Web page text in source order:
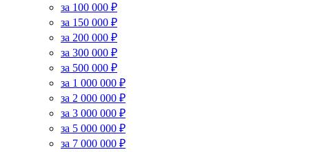
за 100 000 ₽
за 150 000 ₽
за 200 000 ₽
за 300 000 ₽
за 500 000 ₽
за 1 000 000 ₽
за 2 000 000 ₽
за 3 000 000 ₽
за 5 000 000 ₽
за 7 000 000 ₽